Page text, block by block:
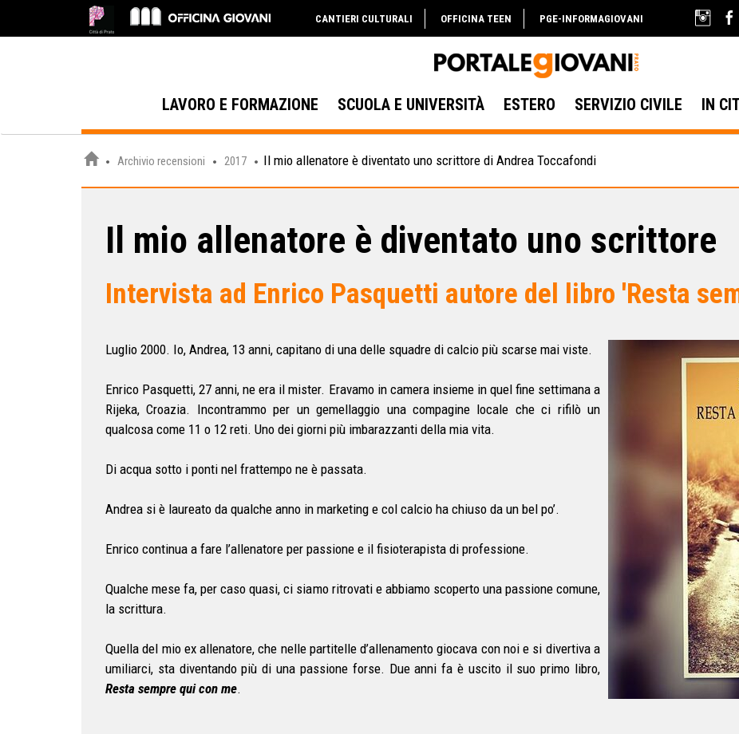
CANTIERI CULTURALI OFFICINA TEEN PGE-INFORMAGIOVANI
LAVORO E FORMAZIONE SCUOLA E UNIVERSITÀ ESTERO SERVIZIO CIVILE IN
Archivio recensioni 2017 Il mio allenatore è diventato uno scrittore di Andrea Toccafondi
Il mio allenatore è diventato uno scrittore
Intervista ad Enrico Pasquetti autore del libro 'Resta
Luglio 2000. Io, Andrea, 13 anni, capitano di una delle squadre di calcio più scarse mai viste.
Enrico Pasquetti, 27 anni, ne era il mister. Eravamo in camera insieme in quel fine settimana a
Rijeka, Croazia. Incontrammo per un gemellaggio una compagine locale che ci rifilò un
qualcosa come 11 o 12 reti. Uno dei giorni più imbarazzanti della mia vita.
Di acqua sotto i ponti nel frattempo ne è passata.
Andrea si è laureato da qualche anno in marketing e col calcio ha chiuso da un bel po’.
Enrico continua a fare l’allenatore per passione e il fisioterapista di professione.
Qualche mese fa, per caso quasi, ci siamo ritrovati e abbiamo scoperto una passione comune,
la scrittura.
Quella del mio ex allenatore, che nelle partitelle d’allenamento giocava con noi e si divertiva a
umiliarci, sta diventando più di una passione forse. Due anni fa è uscito il suo primo libro,
Resta sempre qui con me.